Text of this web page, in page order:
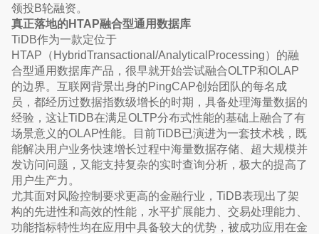
领投B轮融资。
真正落地的HTAP融合型通用数据库
TiDB作为一款定位于
HTAP（HybridTransactional/AnalyticalProcessing）的融
合型通用数据库产品，很早就开始尝试融合OLTP和OLAP
的边界。互联网背景出身的PingCAP创始团队的每名成
员，都经历过数据指数级增长的时期，具备处理海量数据的
经验，这让TiDB在满足OLTP分布式性能的基础上融合了有
场景意义的OLAP性能。目前TiDB已演进为一套技术栈，既
能解决用户业务快速增长过程中海量数据存储、超大规模并
发访问问题，又能支持复杂的实时查询分析，极大的提高了
用户生产力。
尤其面对风险控制要求更高的金融行业，TiDB表现出了架
构的先进性和高效的性能，水平扩展能力、交易处理能力、
功能指标特性均在应用中具备较大的优势，被成功应用在金